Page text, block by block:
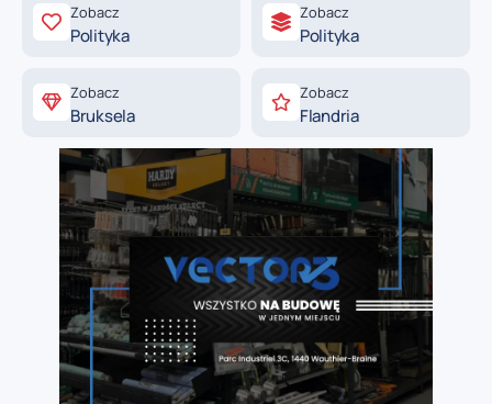
Zobacz
Polityka
Zobacz
Polityka
Zobacz
Bruksela
Zobacz
Flandria